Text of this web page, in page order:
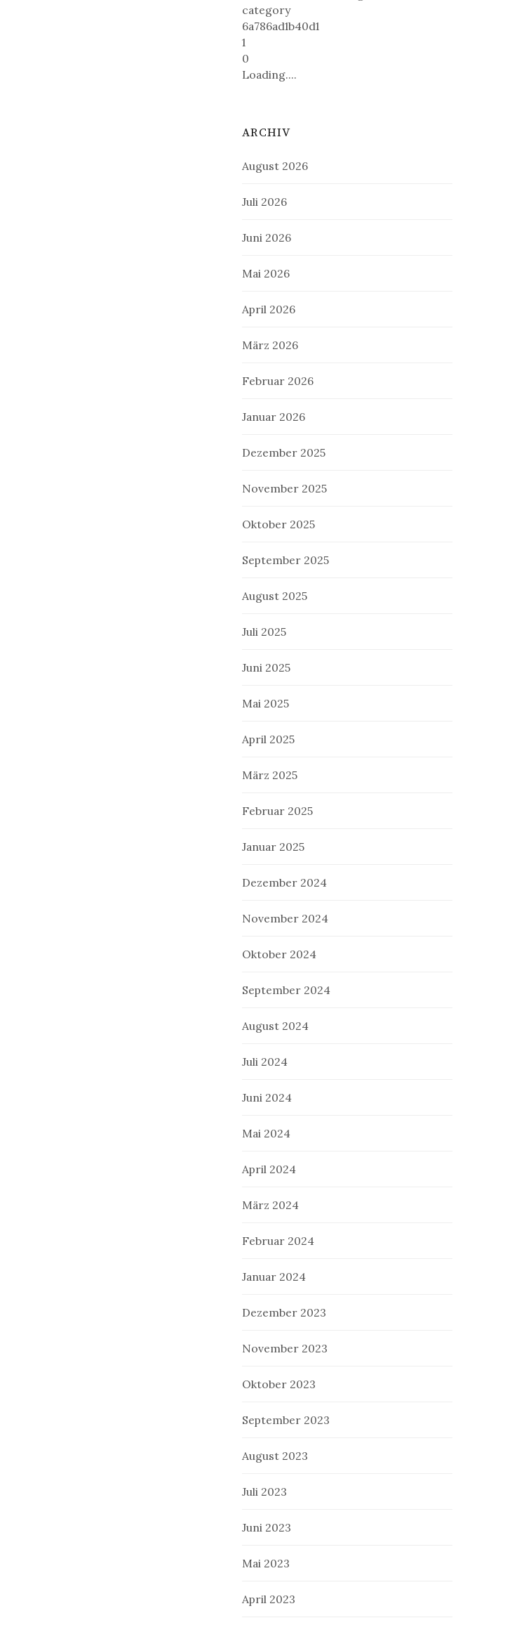
category
6a786ad1b40d1
1
0
Loading....
ARCHIV
August 2026
Juli 2026
Juni 2026
Mai 2026
April 2026
März 2026
Februar 2026
Januar 2026
Dezember 2025
November 2025
Oktober 2025
September 2025
August 2025
Juli 2025
Juni 2025
Mai 2025
April 2025
März 2025
Februar 2025
Januar 2025
Dezember 2024
November 2024
Oktober 2024
September 2024
August 2024
Juli 2024
Juni 2024
Mai 2024
April 2024
März 2024
Februar 2024
Januar 2024
Dezember 2023
November 2023
Oktober 2023
September 2023
August 2023
Juli 2023
Juni 2023
Mai 2023
April 2023